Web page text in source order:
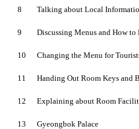
8 Talking about Local
9 Discussing Menus and How to
10 Changing the Menu for
11 Handing Out Room Keys and
12 Explaining about Room
13 Gyeongbok Palace